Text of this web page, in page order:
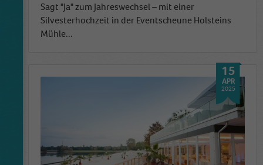
Sagt "Ja" zum Jahreswechsel – mit einer
Silvesterhochzeit in der Eventscheune Holsteins
Mühle...
15
APR
2025